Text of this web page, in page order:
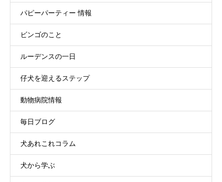
パピーパーティー 情報
ビンゴのこと
ルーデンスの一日
仔犬を迎えるステップ
動物病院情報
毎日ブログ
犬あれこれコラム
犬から学ぶ